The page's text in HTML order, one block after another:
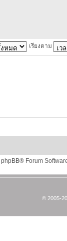
เรียงตาม
phpBB® Forum
© 2005-